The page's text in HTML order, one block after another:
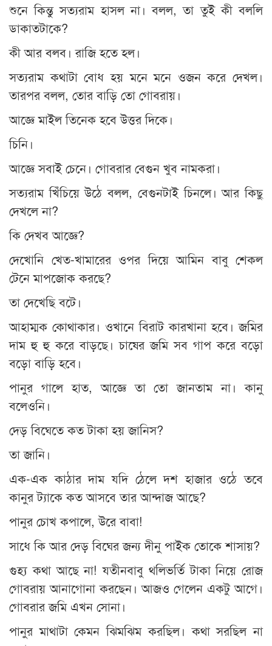
শুনে কিন্তু সত্যরাম হাসল না। বলল, তা তুই কী বললি
ডাকাতটাকে?
কী আর বলব। রাজি হতে হল।
সত্যরাম কথাটা বোধ হয় মনে মনে ওজন করে দেখল।
তারপর বলল, তোর বাড়ি তো গোবরায়।
আজ্ঞে মাইল তিনেক হবে উত্তর দিকে।
চিনি।
আজ্ঞে সবাই চেনে। গোবরার বেগুন খুব নামকরা।
সত্যরাম খিঁচিয়ে উঠে বলল, বেগুনটাই চিনলে। আর কিছু
দেখলে না?
কি দেখব আজ্ঞে?
দেখোনি খেত-খামারের ওপর দিয়ে আমিন বাবু শেকল
টেনে মাপজোক করছে?
তা দেখেছি বটে।
আহাম্মক কোথাকার। ওখানে বিরাট কারখানা হবে। জমির
দাম হু হু করে বাড়ছে। চাষের জমি সব গাপ করে বড়ো
বড়ো বাড়ি হবে।
পানুর গালে হাত, আজ্ঞে তা তো জানতাম না। কানু
বলেওনি।
দেড় বিঘেতে কত টাকা হয় জানিস?
তা জানি।
এক-এক কাঠার দাম যদি ঠেলে দশ হাজার ওঠে তবে
কানুর ট্যাকে কত আসবে তার আন্দাজ আছে?
পানুর চোখ কপালে, উরে বাবা!
সাধে কি আর দেড় বিঘের জন্য দীনু পাইক তোকে শাসায়?
গুহ্য কথা আছে না! যতীনবাবু থলিভর্তি টাকা নিয়ে রোজ
গোবরায় আনাগোনা করছেন। আজও গেলেন একটু আগে।
গোবরার জমি এখন সোনা।
পানুর মাথাটা কেমন ঝিমঝিম করছিল। কথা সরছিল না